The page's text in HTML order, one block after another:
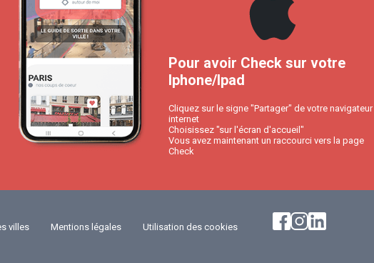
Pour avoir Check sur votre
Iphone/Ipad
Cliquez sur le signe "Partager" de votre navigateur
internet
Choisissez "sur l'écran d'accueil"
Vous avez maintenant un raccourci vers la page
Check
villes Mentions légales Utilisation des cookies